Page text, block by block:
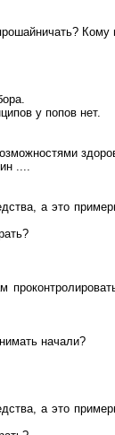
? Кому
у попов нет.
....
а это
начали?
а это